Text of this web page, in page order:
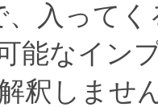
、入って
能なイン
釈しませ